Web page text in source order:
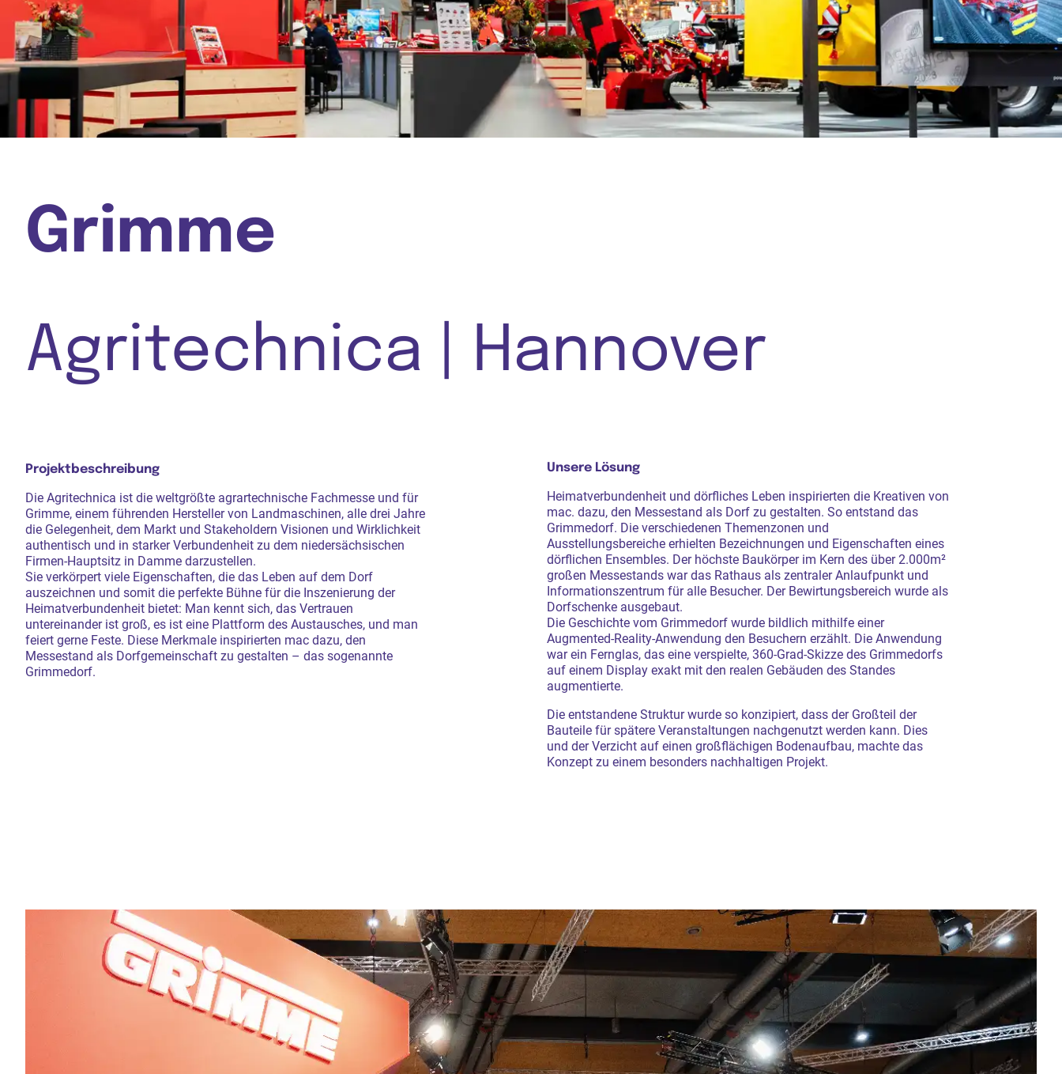
Grimme
Agritechnica | Hannover
Projektbeschreibung
Die Agritechnica ist die weltgrößte agrartechnische Fachmesse und für
Grimme, einem führenden Hersteller von Landmaschinen, alle drei Jahre
die Gelegenheit, dem Markt und Stakeholdern Visionen und Wirklichkeit
authentisch und in starker Verbundenheit zu dem niedersächsischen
Firmen-Hauptsitz in Damme darzustellen.
Sie verkörpert viele Eigenschaften, die das Leben auf dem Dorf
auszeichnen und somit die perfekte Bühne für die Inszenierung der
Heimatverbundenheit bietet: Man kennt sich, das Vertrauen
untereinander ist groß, es ist eine Plattform des Austausches, und man
feiert gerne Feste. Diese Merkmale inspirierten mac dazu, den
Messestand als Dorfgemeinschaft zu gestalten – das sogenannte
Grimmedorf.
Unsere Lösung
Heimatverbundenheit und dörfliches Leben inspirierten die Kreativen von
mac. dazu, den Messestand als Dorf zu gestalten. So entstand das
Grimmedorf. Die verschiedenen Themenzonen und
Ausstellungsbereiche erhielten Bezeichnungen und Eigenschaften eines
dörflichen Ensembles. Der höchste Baukörper im Kern des über 2.000m²
großen Messestands war das Rathaus als zentraler Anlaufpunkt und
Informationszentrum für alle Besucher. Der Bewirtungsbereich wurde als
Dorfschenke ausgebaut.
Die Geschichte vom Grimmedorf wurde bildlich mithilfe einer
Augmented-Reality-Anwendung den Besuchern erzählt. Die Anwendung
war ein Fernglas, das eine verspielte, 360-Grad-Skizze des Grimmedorfs
auf einem Display exakt mit den realen Gebäuden des Standes
augmentierte.
Die entstandene Struktur wurde so konzipiert, dass der Großteil der
Bauteile für spätere Veranstaltungen nachgenutzt werden kann. Dies
und der Verzicht auf einen großflächigen Bodenaufbau, machte das
Konzept zu einem besonders nachhaltigen Projekt.